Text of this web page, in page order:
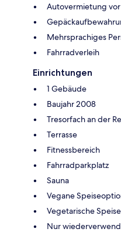
Autovermietung
Mehrsprachiges
Fahrradverleih
Einrichtungen
1 Gebäude
Baujahr 2008
Tresorfach an der
Terrasse
Fitnessbereich
Fahrradparkplatz
Sauna
Vegane
Vegetarische
Nur